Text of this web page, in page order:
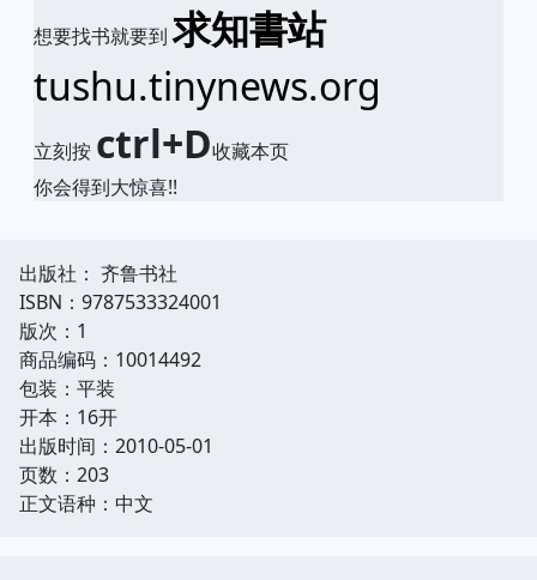
想要找书就要到求知書站
tushu.tinynews.org
立刻按 ctrl+D收藏本页
你会得到大惊喜!!
出版社： 齐鲁书社
ISBN：9787533324001
版次：1
商品编码：10014492
包装：平装
开本：16开
出版时间：2010-05-01
页数：203
正文语种：中文